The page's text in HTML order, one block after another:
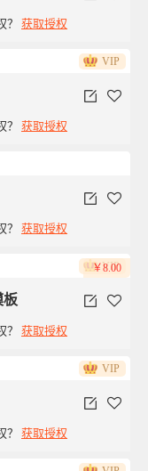
？ 获取授权
VIP
？ 获取授权
？ 获取授权
VIP
￥8.00
板
？ 获取授权
VIP
？ 获取授权